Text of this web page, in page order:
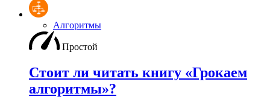
Алгоритмы
Простой
Стоит ли читать книгу «Грокаем
алгоритмы»?